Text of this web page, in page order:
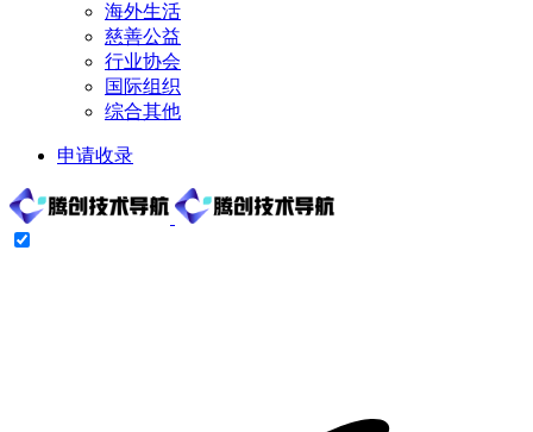
海外生活
慈善公益
行业协会
国际组织
综合其他
申请收录